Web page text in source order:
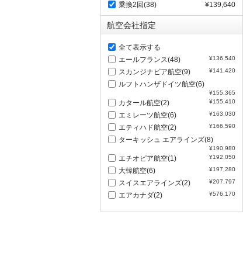
乗換2回(38)
¥139,640
航空会社指定
全て表示する
エールフランス(48)
¥136,540
スカンジナビア航空(9) ¥141,420
ルフトハンザドイツ航空(6)
¥155,365
カタール航空(2) ¥155,410
エミレーツ航空(6) ¥163,030
エティハド航空(2) ¥166,590
ターキッシュ エアラインズ(8)
¥190,980
エチオピア航空(1) ¥192,050
大韓航空(6) ¥197,280
スイスエアラインズ(2) ¥207,797
エアカナダ(2) ¥576,170